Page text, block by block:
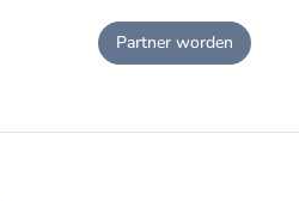
Partner worden